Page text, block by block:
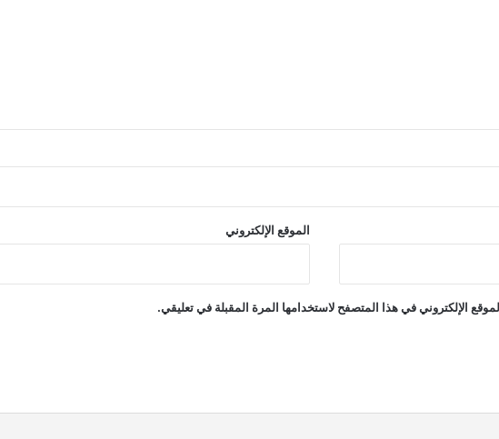
الموقع الإلكتروني
الإلكتروني في هذا المتصفح لاستخدامها المرة المقبلة في تعليقي.